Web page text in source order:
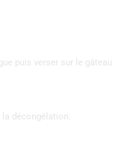
puis verser sur le gâteau
décongélation.